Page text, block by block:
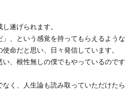
遂げられます。
」、という感覚を持ってもらえるような
命だと思い、日々発信しています。
、根性無しの僕でもやっているのです
く、人生論も読み取っていただけたら